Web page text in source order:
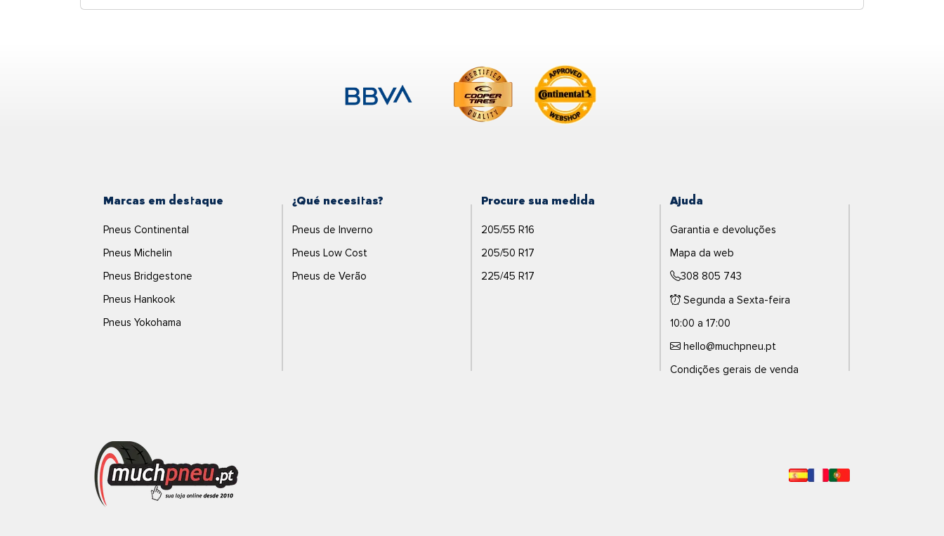
Marcas em destaque
Pneus Continental
Pneus Michelin
Pneus Bridgestone
Pneus Hankook
Pneus Yokohama
¿Qué necesitas?
Pneus de Inverno
Pneus Low Cost
Pneus de Verão
Procure sua medida
205/55 R16
205/50 R17
225/45 R17
Ajuda
Garantia e devoluções
Mapa da web
308 805 743
Segunda a Sexta-feira
10:00 a 17:00
hello@muchpneu.pt
Condições gerais de venda